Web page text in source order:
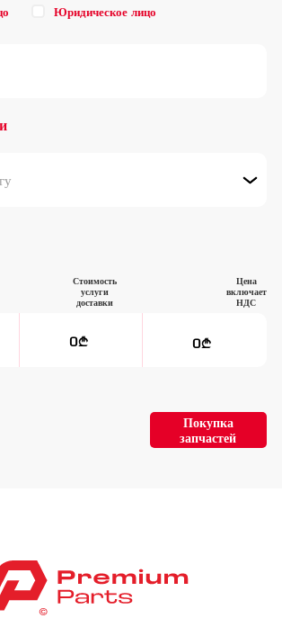
Юридическое лицо
Стоимость
услуги
доставки
Цена
включает
НДС
0 0
Покупка
запчастей